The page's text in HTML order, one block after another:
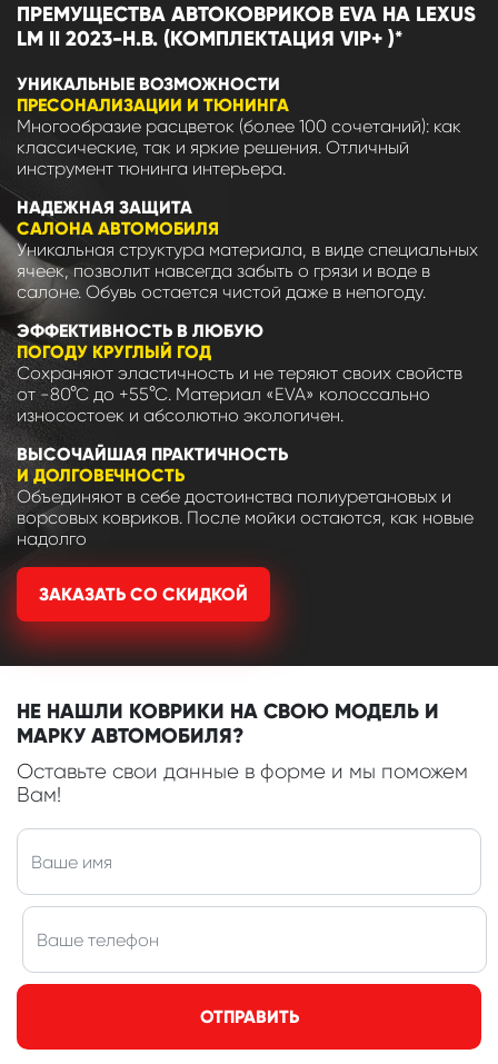
ПРЕМУЩЕСТВА АВТОКОВРИКОВ EVA НА LEXUS
LM II 2023-Н.В. (КОМПЛЕКТАЦИЯ VIP+ )*
УНИКАЛЬНЫЕ ВОЗМОЖНОСТИ
ПРЕСОНАЛИЗАЦИИ И ТЮНИНГА
Многообразие расцветок (более 100 сочетаний): как
классические, так и яркие решения. Отличный
инструмент тюнинга интерьера.
НАДЕЖНАЯ ЗАЩИТА
САЛОНА АВТОМОБИЛЯ
Уникальная структура материала, в виде специальных
ячеек, позволит навсегда забыть о грязи и воде в
салоне. Обувь остается чистой даже в непогоду.
ЭФФЕКТИВНОСТЬ В ЛЮБУЮ
ПОГОДУ КРУГЛЫЙ ГОД
Сохраняют эластичность и не теряют своих свойств
от -80°С до +55°С. Материал «EVA» колоссально
износостоек и абсолютно экологичен.
ВЫСОЧАЙШАЯ ПРАКТИЧНОСТЬ
И ДОЛГОВЕЧНОСТЬ
Объединяют в себе достоинства полиуретановых и
ворсовых ковриков. После мойки остаются, как новые
надолго
ЗАКАЗАТЬ СО СКИДКОЙ
НЕ НАШЛИ КОВРИКИ НА СВОЮ МОДЕЛЬ И
МАРКУ АВТОМОБИЛЯ?
Оставьте свои данные в форме и мы поможем
Вам!
ОТПРАВИТЬ